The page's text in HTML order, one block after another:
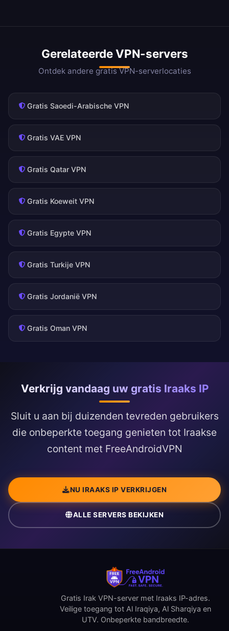
Gerelateerde VPN-servers
Ontdek andere gratis VPN-serverlocaties
Gratis Saoedi-Arabische VPN
Gratis VAE VPN
Gratis Qatar VPN
Gratis Koeweit VPN
Gratis Egypte VPN
Gratis Turkije VPN
Gratis Jordanië VPN
Gratis Oman VPN
Verkrijg vandaag uw gratis Iraaks IP
Sluit u aan bij duizenden tevreden gebruikers
die onbeperkte toegang genieten tot Iraakse
content met FreeAndroidVPN
NU IRAAKS IP VERKRIJGEN
ALLE SERVERS BEKIJKEN
Gratis Irak VPN-server met Iraaks IP-adres.
Veilige toegang tot Al Iraqiya, Al Sharqiya en
UTV. Onbeperkte bandbreedte.